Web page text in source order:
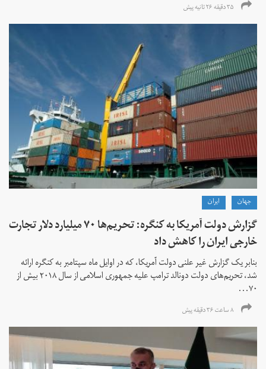
۳۵ دقیقه ۲۶ ثانیه پیش
جهان ايران
گزارش دولت آمریکا به کنگره: تحریم‌ها ۷۰ میلیارد دلار تجارت
خارجی ایران را کاهش داد
بنابر یک گزارش غیر علنی دولت آمریکا، که در اوایل ماه سپتامبر به کنگره ارائه
شد، تحریم‌های دولت دونالد ترامپ علیه جمهوری اسلامی از سال ۲۰۱۸ بیش از
۷۰...
۸ ساعت ۳۶ دقیقه پیش